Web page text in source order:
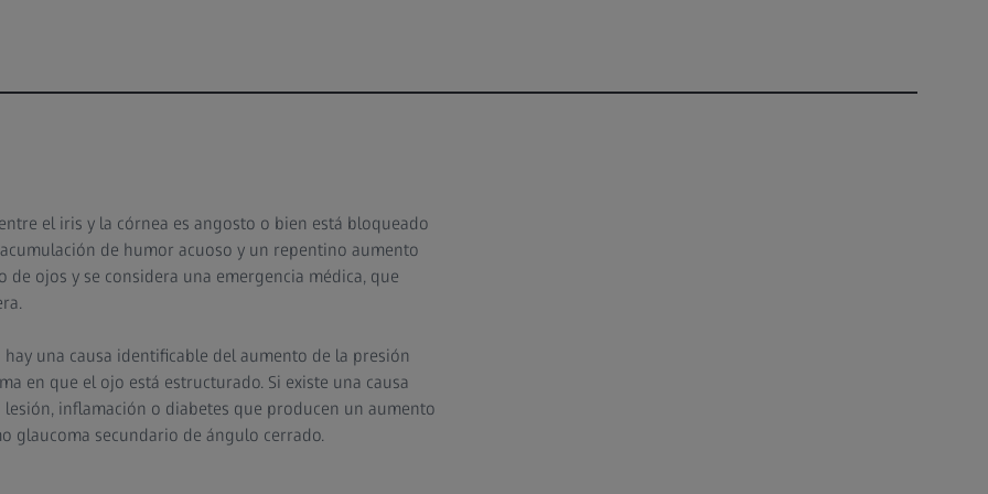
el iris y la córnea es angosto o bien está bloqueado
de humor acuoso y un repentino aumento
ojos y se considera una emergencia médica, que
una causa identificable del aumento de la presión
en que el ojo está estructurado. Si existe una causa
inflamación o diabetes que producen un aumento
glaucoma secundario de ángulo cerrado.